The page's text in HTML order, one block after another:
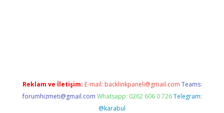
Reklam ve İletişim: E-mail: backlinkpaneli@gmail.com Teams:
forumhizmeti@gmail.com Whatsapp: 0262 606 0 726 Telegram:
@karabul